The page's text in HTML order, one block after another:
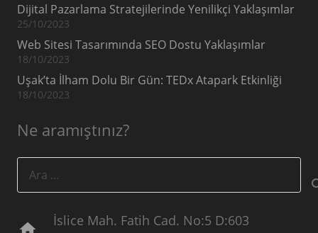
Dijital Pazarlama Stratejilerinde Yenilikçi Yaklaşımlar
25/10/2023
Web Sitesi Tasarımında SEO Dostu Yaklaşımlar
18/10/2023
Uşak’ta İlham Dolu Bir Gün: TEDx Atapark Etkinliği
18/10/2023
Ne aramıştınız?
İslice Mah. Fatih Cad. No:5 D:603